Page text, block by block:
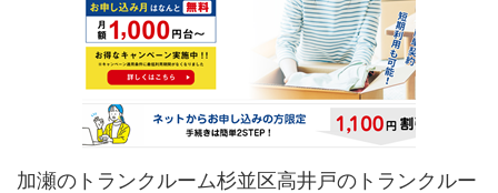
加瀬のトランクルーム杉並区高井戸のトランクルー